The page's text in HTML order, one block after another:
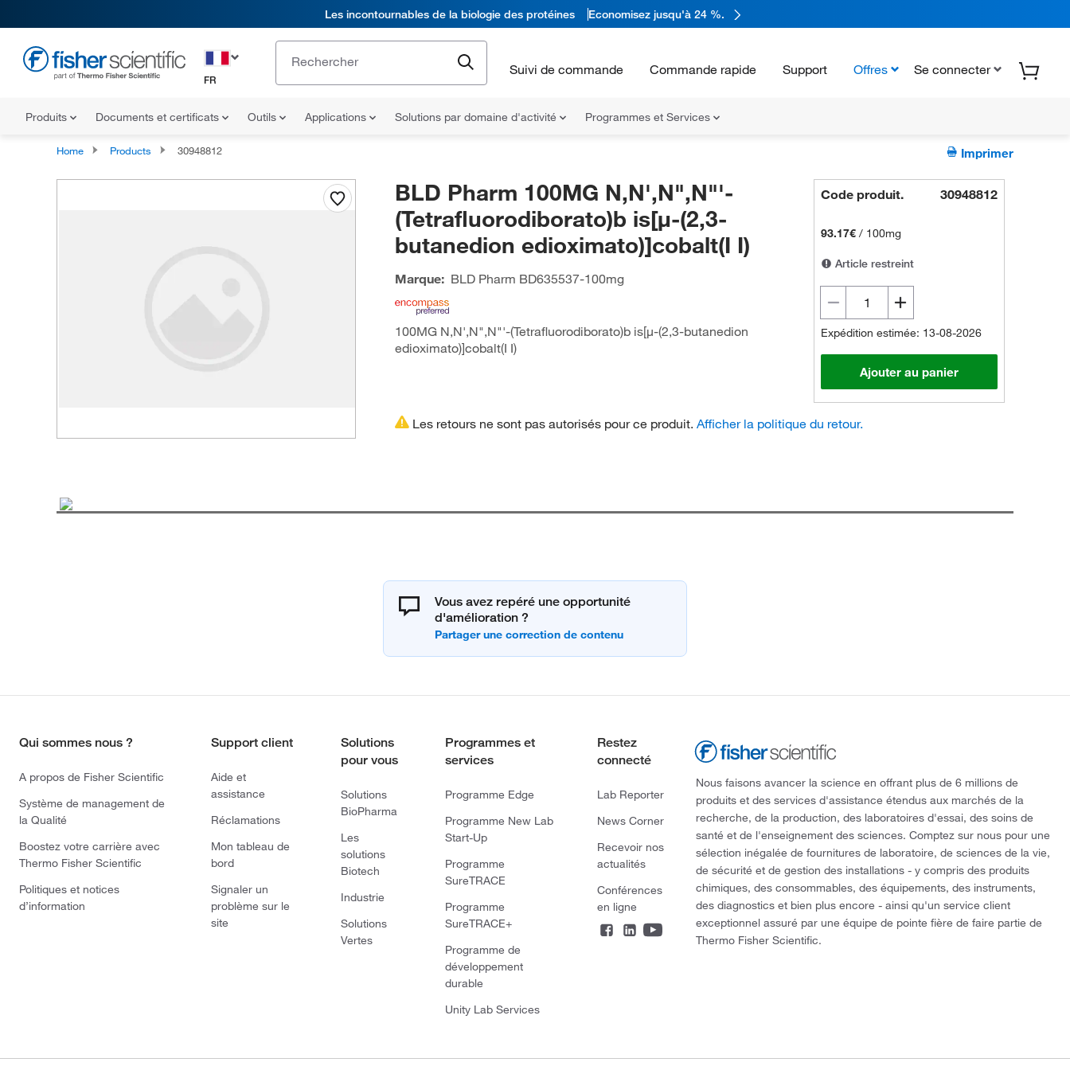
Les incontournables de la biologie des protéines Economisez jusqu'à 24 %.
FR
Suivi de commande Commande rapide Support Offres Se connecter
Produits Documents et certificats Outils Applications Solutions par domaine d'activité Programmes et Services
Home Products 30948812 Imprimer
BLD Pharm 100MG N,N',N",N"'-
(Tetrafluorodiborato)b is[µ-(2,3-
butanedion edioximato)]cobalt(I I)
Marque: BLD Pharm BD635537-100mg
100MG N,N',N",N"'-(Tetrafluorodiborato)b is[µ-(2,3-butanedion
edioximato)]cobalt(I I)
Code produit. 30948812
93.17€ / 100mg
Article restreint
Expédition estimée: 13-08-2026
Ajouter au panier
Les retours ne sont pas autorisés pour ce produit. Afficher la politique du retour.
Vous avez repéré une opportunité
d'amélioration ?
Qui sommes nous ?
A propos de Fisher Scientific
Système de management de
la Qualité
Boostez votre carrière avec
Thermo Fisher Scientific
Politiques et notices
d’information
Support client
Aide et
assistance
Réclamations
Mon tableau de
bord
Signaler un
problème sur le
site
Solutions
pour vous
Solutions
BioPharma
Les
solutions
Biotech
Industrie
Solutions
Vertes
Programmes et
services
Programme Edge
Programme New Lab
Start-Up
Programme
SureTRACE
Programme
SureTRACE+
Programme de
développement
durable
Unity Lab Services
Restez
connecté
Lab Reporter
News Corner
Recevoir nos
actualités
Conférences
en ligne
Nous faisons avancer la science en offrant plus de 6 millions de
produits et des services d'assistance étendus aux marchés de la
recherche, de la production, des laboratoires d'essai, des soins de
santé et de l'enseignement des sciences. Comptez sur nous pour une
sélection inégalée de fournitures de laboratoire, de sciences de la vie,
de sécurité et de gestion des installations - y compris des produits
chimiques, des consommables, des équipements, des instruments,
des diagnostics et bien plus encore - ainsi qu'un service client
exceptionnel assuré par une équipe de pointe fière de faire partie de
Thermo Fisher Scientific.